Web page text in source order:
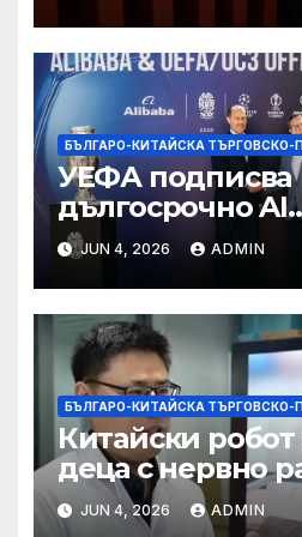
БЪЛГАРО-КИТАЙСКА
УЕФА подписва
дългосрочно AI
партньорство с
JUN 4, 2026 ADMIN
БЪЛГАРО-КИТАЙСКА
Китайски робот
деца с нервно
да се изправят
JUN 4, 2026 ADMIN